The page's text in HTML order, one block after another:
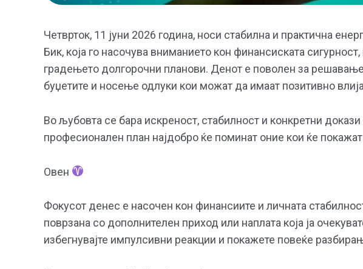
Четврток, 11 јуни 2026 година, носи стабилна и практична
Бик, која го насочува вниманието кон финансиската
градењето долгорочни планови. Денот е поволен за
буџетите и носење одлуки кои можат да имаат позитивно
Во љубовта се бара искреност, стабилност и конкретни
професионален план најдобро ќе поминат оние кои ќе покажат
Овен
Фокусот денес е насочен кон финансиите и личната
поврзана со дополнителен приход или наплата која ја
избегнувајте импулсивни реакции и покажете повеќе